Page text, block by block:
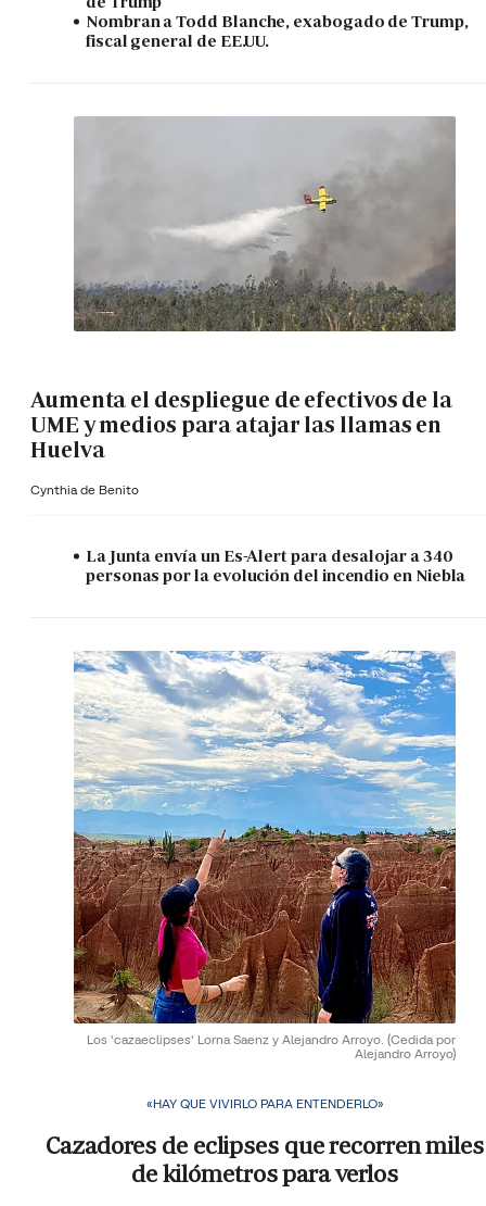
Nombran a Todd Blanche, exabogado de Trump,
fiscal general de EE.UU.
Aumenta el despliegue de efectivos de la
UME y medios para atajar las llamas en
Huelva
Cynthia de Benito
La Junta envía un Es-Alert para desalojar a 340
personas por la evolución del incendio en Niebla
Los 'cazaeclipses' Lorna Saenz y Alejandro Arroyo. (Cedida por
Alejandro Arroyo)
«HAY QUE VIVIRLO PARA ENTENDERLO»
Cazadores de eclipses que recorren miles
de kilómetros para verlos